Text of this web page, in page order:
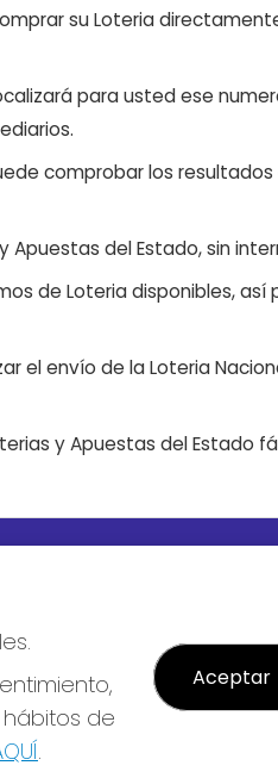
su Loteria
para usted ese
comprobar los
del Estado, sin
de Loteria disponibles, así
el envío de la Loteria
y Apuestas del Estado
Oficial
Política de Privacidad
Política de Cookies
Condiciones de
de
.
Aceptar